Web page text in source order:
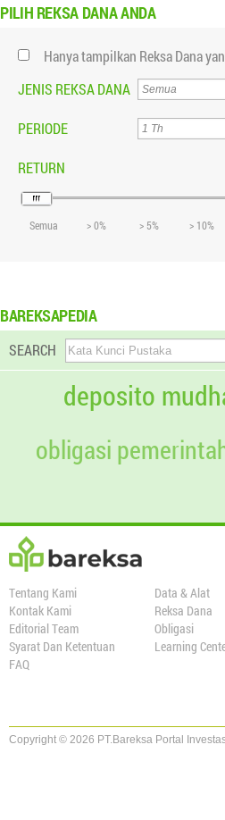
PILIH REKSA DANA ANDA
Hanya tampilkan Reksa Dana
JENIS REKSA DANA
PERIODE
RETURN
Semua > 0% > 5% > 10%
BAREKSAPEDIA
SEARCH
deposito
obligasi
Tentang Kami
Kontak Kami
Editorial Team
Syarat Dan Ketentuan
FAQ
Data & Alat
Reksa Dana
Obligasi
Learning
Copyright © 2026 PT.Bareksa Portal